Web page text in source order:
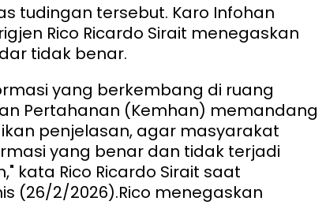
tudingan tersebut. Karo Infohan
Rico Ricardo Sirait menegaskan
tidak benar.
yang berkembang di ruang
Pertahanan (Kemhan) memandang
penjelasan, agar masyarakat
yang benar dan tidak terjadi
kata Rico Ricardo Sirait saat
(26/2/2026).Rico menegaskan